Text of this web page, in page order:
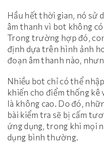
Hầu hết thời gian, nó sử
âm thanh vì bot không
Trong trường hợp đó,
định dựa trên hình ảnh
đoạn âm thanh nào,
Nhiều bot chỉ có thể
khiến cho điểm thống kê
là không cao. Do đó,
bài kiểm tra sẽ bị cấm
ứng dụng, trong khi mọi
dụng bình thường.